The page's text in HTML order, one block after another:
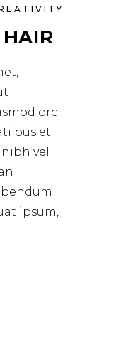
orci.
bus et
vel
ipsum,